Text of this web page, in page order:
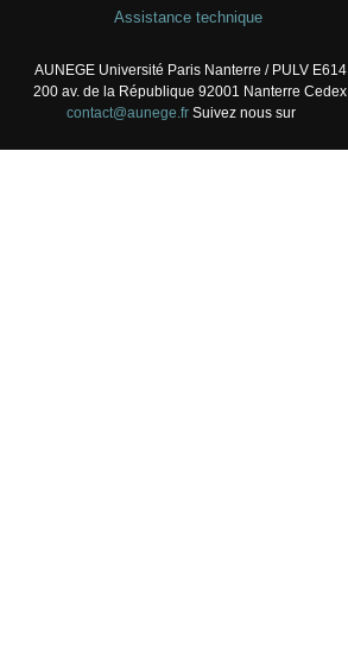
Assistance technique
AUNEGE Université Paris Nanterre / PULV E614
200 av. de la République 92001 Nanterre Cedex
contact@aunege.frSuivez nous sur